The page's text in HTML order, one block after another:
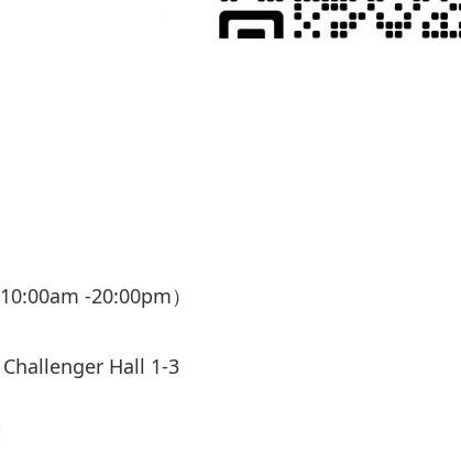
10:00am -20:00pm）
Challenger Hall 1-3